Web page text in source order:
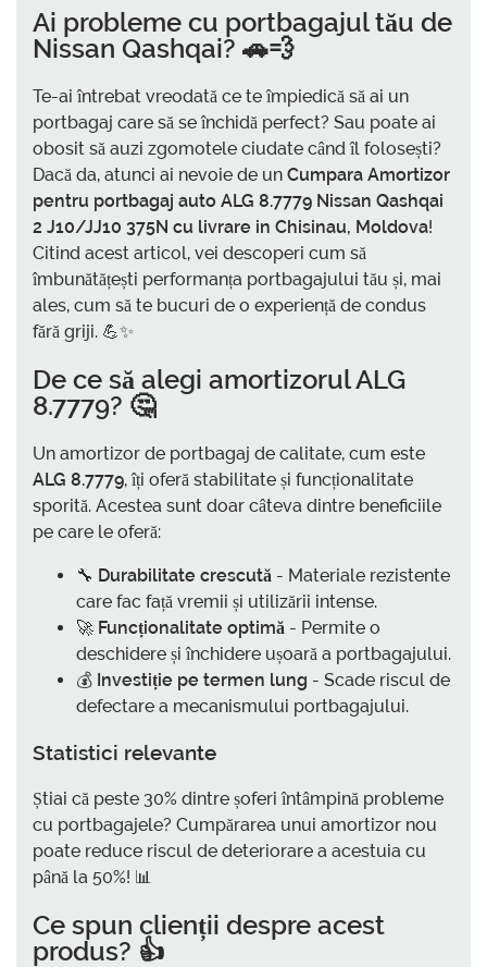
Ai probleme cu portbagajul tău de
Nissan Qashqai? 🚗💨
Te-ai întrebat vreodată ce te împiedică să ai un
portbagaj care să se închidă perfect? Sau poate ai
obosit să auzi zgomotele ciudate când îl folosești?
Dacă da, atunci ai nevoie de un Cumpara Amortizor
pentru portbagaj auto ALG 8.7779 Nissan Qashqai
2 J10/JJ10 375N cu livrare in Chisinau, Moldova!
Citind acest articol, vei descoperi cum să
îmbunătățești performanța portbagajului tău și, mai
ales, cum să te bucuri de o experiență de condus
fără griji. 💪✨
De ce să alegi amortizorul ALG
8.7779? 🤔
Un amortizor de portbagaj de calitate, cum este
ALG 8.7779, îți oferă stabilitate și funcționalitate
sporită. Acestea sunt doar câteva dintre beneficiile
pe care le oferă:
🔧 Durabilitate crescută - Materiale rezistente
care fac față vremii și utilizării intense.
🚀 Funcționalitate optimă - Permite o
deschidere și închidere ușoară a portbagajului.
💰 Investiție pe termen lung - Scade riscul de
defectare a mecanismului portbagajului.
Statistici relevante
Știai că peste 30% dintre șoferi întâmpină probleme
cu portbagajele? Cumpărarea unui amortizor nou
poate reduce riscul de deteriorare a acestuia cu
până la 50%! 📊
Ce spun clienții despre acest
produs? 👍